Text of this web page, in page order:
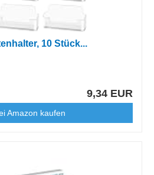
10 Stück...
9,34 EUR
Amazon kaufen